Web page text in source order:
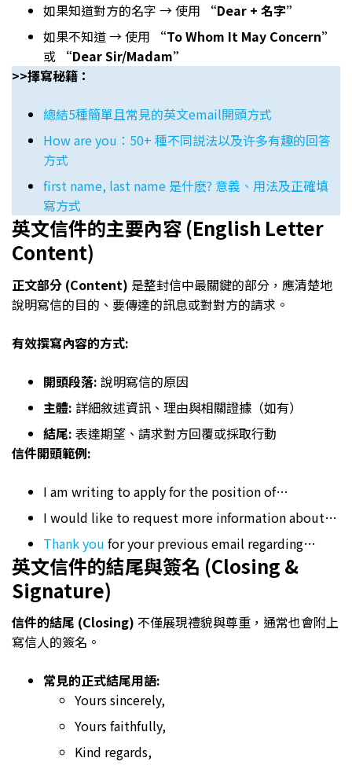
如果知道對方的名字 → 使用
“Dear + 名字”
如果不知道 → 使用 “To Whom It May Concern”
或 “Dear Sir/Madam”
>>擇寫秘籍：
總結5種簡單且常見的英文email開頭方式
How are you：50+ 種不同説法以及许多有趣的回答
方式
first name, last name 是什麽? 意義、用法及正確填
寫方式
英文信件的主要內容 (English Letter
Content)
正文部分 (Content) 是整封信中最關鍵的部分，應清楚地
說明寫信的目的、要傳達的訊息或對對方的請求。
有效撰寫內容的方式:
開頭段落: 說明寫信的原因
主體: 詳細敘述資訊、理由與相關證據（如有）
結尾: 表達期望、請求對方回覆或採取行動
信件開頭範例:
I am writing to apply for the position of…
I would like to request more information about…
Thank you for your previous email regarding…
英文信件的結尾與簽名 (Closing &
Signature)
信件的結尾 (Closing) 不僅展現禮貌與尊重，通常也會附上
寫信人的簽名。
常見的正式結尾用語:
Yours sincerely,
Yours faithfully,
Kind regards,